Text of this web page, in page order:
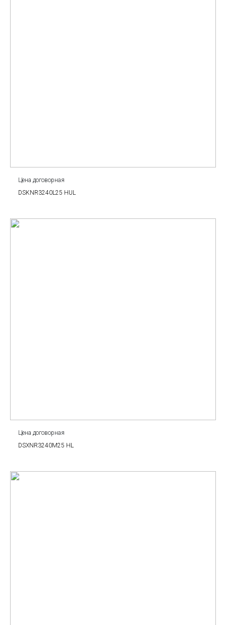
Цена договорная
DSKNR3240L25 HUL
Цена договорная
DSXNR3240M25 HL